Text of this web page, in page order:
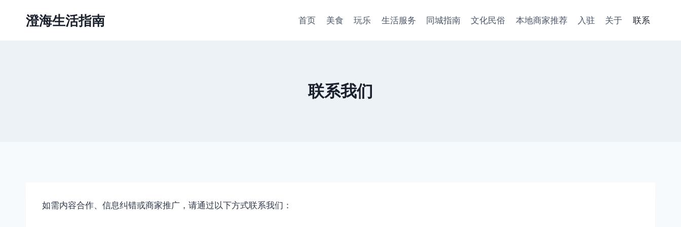
澄海生活指南 首页 美食 玩乐 生活服务 同城指南 文化民俗 本地商家推荐 入驻 关于 联系
联系我们
如需内容合作、信息纠错或商家推广，请通过以下方式联系我们：